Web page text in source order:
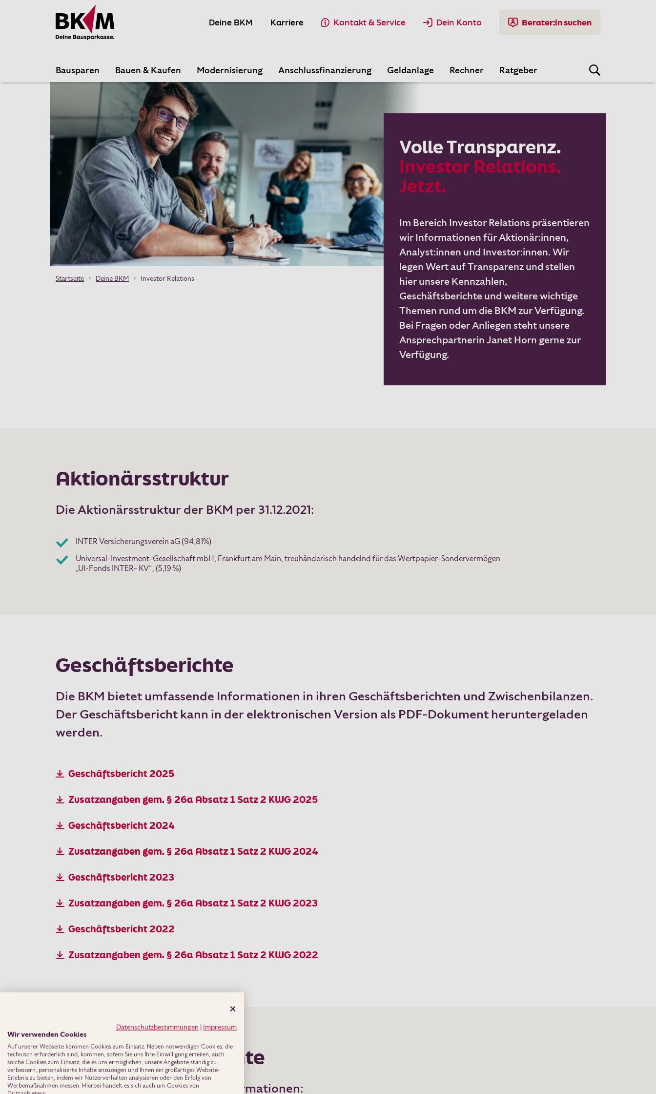
Datenschutzbestimmungen | Impressum
Wir verwenden Cookies
Auf unserer Webseite kommen Cookies zum Einsatz. Neben notwendigen Cookies, die
technisch erforderlich sind, kommen, sofern Sie uns Ihre Einwilligung erteilen, auch
solche Cookies zum Einsatz, die es uns ermöglichen, unsere Angebote ständig zu
verbessern, personalisierte Inhalte anzuzeigen und Ihnen ein großartiges Website-
Erlebnis zu bieten, indem wir Nutzerverhalten analysieren oder den Erfolg von
Werbemaßnahmen messen. Hierbei handelt es sich auch um Cookies von
Deine BKM Karriere Kontakt & Service Dein Konto Berater:in suchen
Bausparen Bauen & Kaufen Modernisierung Anschlussfinanzierung Geldanlage Rechner Ratgeber
Volle Transparenz.
Investor Relations.
Jetzt.
Im Bereich Investor Relations präsentieren
wir Informationen für Aktionär:innen,
Analyst:innen und Investor:innen. Wir
legen Wert auf Transparenz und stellen
hier unsere Kennzahlen,
Geschäftsberichte und weitere wichtige
Themen rund um die BKM zur Verfügung.
Bei Fragen oder Anliegen steht unsere
Ansprechpartnerin Janet Horn gerne zur
Verfügung.
Startseite Deine BKM Investor Relations
Aktionärsstruktur
Die Aktionärsstruktur der BKM per 31.12.2021:
INTER Versicherungsverein aG (94,81%)
Universal-Investment-Gesellschaft mbH, Frankfurt am Main, treuhänderisch handelnd für das Wertpapier-Sondervermögen
„UI-Fonds INTER- KV“, (5,19 %)
Geschäftsberichte
Die BKM bietet umfassende Informationen in ihren Geschäftsberichten und Zwischenbilanzen.
Der Geschäftsbericht kann in der elektronischen Version als PDF-Dokument heruntergeladen
werden.
Geschäftsbericht 2025
Zusatzangaben gem. § 26a Absatz 1 Satz 2 KWG 2025
Geschäftsbericht 2024
Zusatzangaben gem. § 26a Absatz 1 Satz 2 KWG 2024
Geschäftsbericht 2023
Zusatzangaben gem. § 26a Absatz 1 Satz 2 KWG 2023
Geschäftsbericht 2022
Zusatzangaben gem. § 26a Absatz 1 Satz 2 KWG 2022
Offenlegungsberichte
Die BKM bietet umfassende Informationen:
Mach mit bei der Online-Umfrage zum Thema
„Beliebteste Bausparkasse 2026“
Als Dankeschön fürs Mitmachen verlosen wir
unter allen Teilnehmenden drei Amazon-
Gutscheine im Wert von je 50 €. Am Ende der
Umfrage gelangst du zum Gewinnspiel.
Jetzt abstimmen